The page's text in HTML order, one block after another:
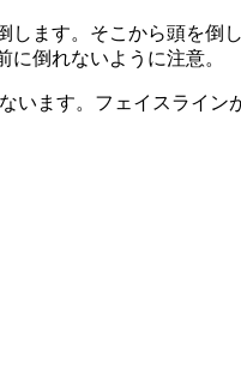
します。そこから頭を倒
に倒れないように注意。
います。フェイスライ